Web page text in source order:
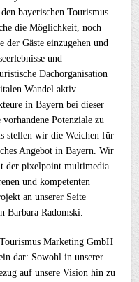
bayerischen Tourismus.
die Möglichkeit, noch
der Gäste einzugehen und
und
Dachorganisation
Wandel aktiv
in Bayern bei dieser
Potenziale zu
stellen wir die Weichen für
Angebot in Bayern. Wir
der pixelpoint multimedia
und kompetenten
an unserer Seite
Barbara Radomski.
Marketing GmbH
dar: Sowohl in unserer
auf unsere Vision hin zu